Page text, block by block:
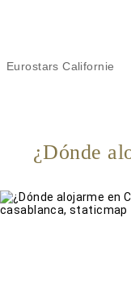
Eurostars Californie
¿Dónde